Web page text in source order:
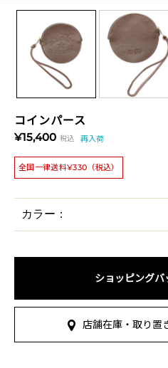
コインパース
¥15,400 税込 再入荷
全国一律送料¥330（税込）
カラー：
ショッピングバ
店舗在庫・取り置